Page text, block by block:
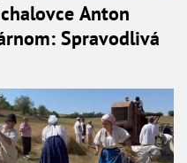
Anton
Spravodlivá